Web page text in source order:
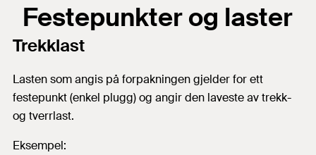
Festepunkter og laster
Trekklast
Lasten som angis på forpakningen gjelder for ett
festepunkt (enkel plugg) og angir den laveste av trekk-
og tverrlast.
Eksempel: